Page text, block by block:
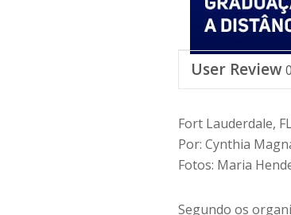
User Review0
Fort Lauderdale,
Por: Cynthia
Fotos: Maria
Segundo os